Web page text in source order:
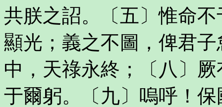
共朕之詔。〔五〕惟命
顯光；義之不圖，俾君
中，天祿永終；〔八〕
于爾躬。〔九〕嗚呼！